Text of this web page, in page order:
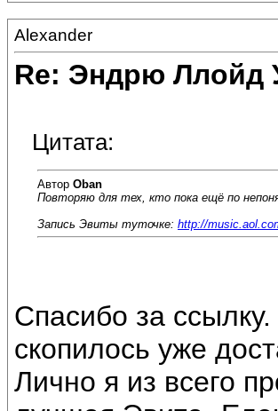
Alexander
Re: Эндрю Ллойд
Цитата:
Автор Oban
Повторяю для тех, кто пока ещё по
Запись Эвиты туточке: http://
Спасибо за
скопилось уже
Лично я из всего